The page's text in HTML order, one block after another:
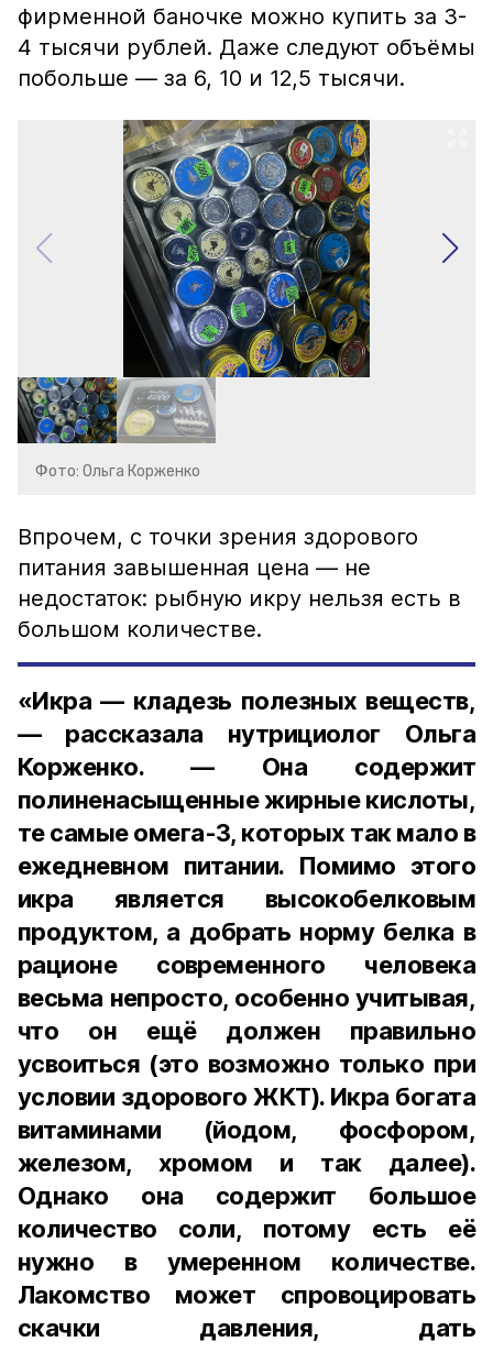
фирменной баночке можно купить за 3-
4 тысячи рублей. Даже следуют объёмы
побольше — за 6, 10 и 12,5 тысячи.
Фото: Ольга Корженко
Впрочем, с точки зрения здорового
питания завышенная цена — не
недостаток: рыбную икру нельзя есть в
большом количестве.
«Икра — кладезь полезных веществ,
— рассказала нутрициолог Ольга
Корженко. — Она содержит
полиненасыщенные жирные кислоты,
те самые омега-3, которых так мало в
ежедневном питании. Помимо этого
икра является высокобелковым
продуктом, а добрать норму белка в
рационе современного человека
весьма непросто, особенно учитывая,
что он ещё должен правильно
усвоиться (это возможно только при
условии здорового ЖКТ). Икра богата
витаминами (йодом, фосфором,
железом, хромом и так далее).
Однако она содержит большое
количество соли, потому есть её
нужно в умеренном количестве.
Лакомство может спровоцировать
скачки давления, дать